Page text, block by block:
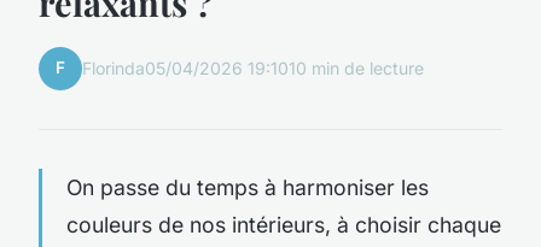
F Florinda05/04/2026 19:1010 min de lecture
On passe du temps à harmoniser les
couleurs de nos intérieurs, à choisir chaque